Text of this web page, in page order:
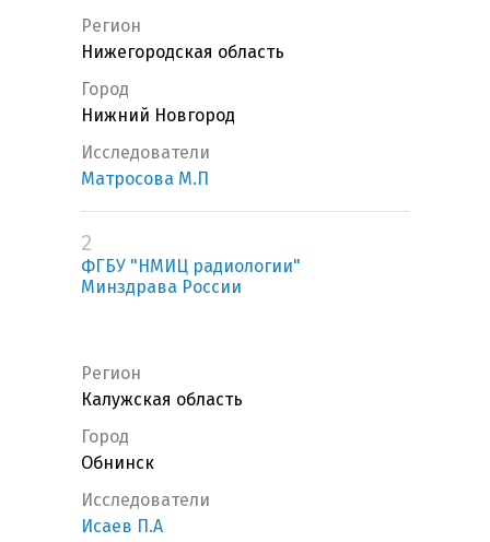
Регион
Нижегородская область
Город
Нижний Новгород
Исследователи
Матросова М.П
2
ФГБУ "НМИЦ радиологии"
Минздрава России
Регион
Калужская область
Город
Обнинск
Исследователи
Исаев П.А